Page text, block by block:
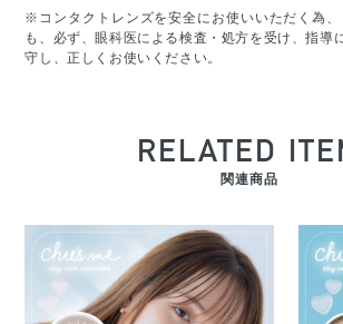
※コンタクトレンズを安全にお使いいただく為
も、必ず、眼科医による検査・処方を受け、指導
守し、正しくお使いください。
RELATED
関連商品